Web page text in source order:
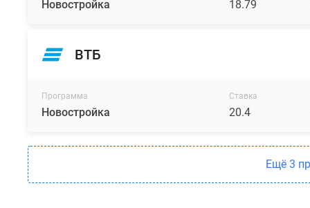
Благородный
силуэт
органично
исторический
района,
сохраняя
при
Новостройка 18.79
ВТБ
Программа
Новостройка
Ставка
20.4
Ещё 3